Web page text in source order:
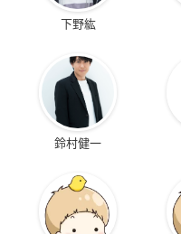
下野紘
鈴村健一